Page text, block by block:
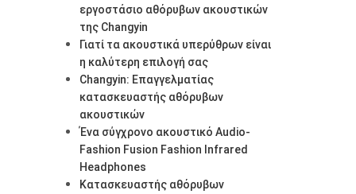
εργοστάσιο αθόρυβων ακουστικών
της Changyin
Γιατί τα ακουστικά υπερύθρων είναι
η καλύτερη επιλογή σας
Changyin: Επαγγελματίας
κατασκευαστής αθόρυβων
ακουστικών
Ένα σύγχρονο ακουστικό Audio-
Fashion Fusion Fashion Infrared
Headphones
Κατασκευαστής αθόρυβων